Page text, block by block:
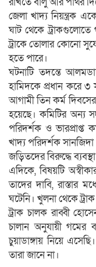
জেলা খাদ্য নিয়ন্ত্রক
ঘাট থেকে
ট্রাকে তোলার কোনো
হতে পারে।
ঘটনাটি তদন্তে
হামিদকে প্রধান করে ৩
আগামী তিন কর্ম
হয়েছে। কমিটির অন্য
পরিদর্শক ও ভারপ্রাপ্ত
খাদ্য পরিদর্শক
জড়িতদের বিরুদ্ধে
এদিকে, বিষয়টি
তাদের দাবি, রাস্তার
ঘটেনি। খুলনা থেকে
ট্রাক চালক রাব্বী
চালান অনুযায়ী গমের
চুয়াডাঙ্গায় নিয়ে
তারা জানে না।